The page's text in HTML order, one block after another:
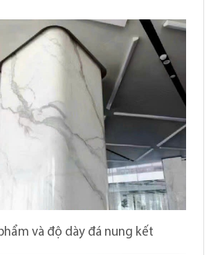
và độ dày đá nung kết